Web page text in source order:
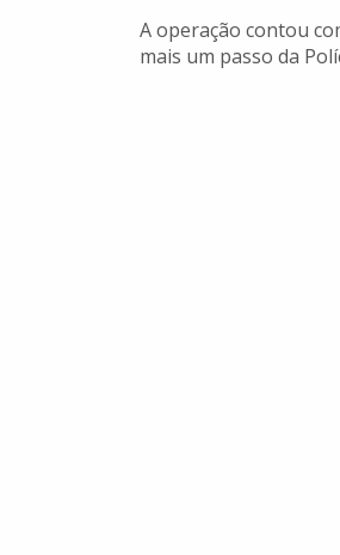
A operação contou
mais um passo da